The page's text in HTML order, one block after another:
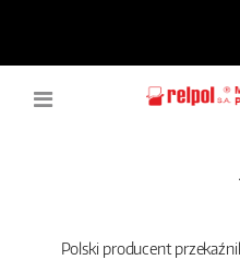
Polski producent